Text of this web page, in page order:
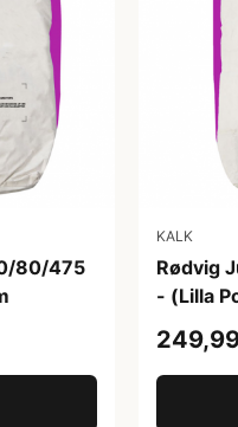
80/475
KALK
Rødvig
- (Lilla